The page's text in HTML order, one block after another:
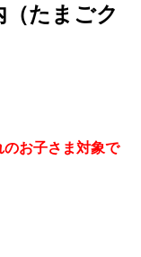
（たまごク
のお子さま対象で